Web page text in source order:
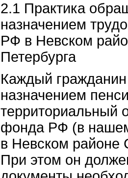
2.1 Практика
назначением
РФ в Невском
Петербурга
Каждый
назначением
территориальный
фонда РФ (в
в Невском районе
При этом он